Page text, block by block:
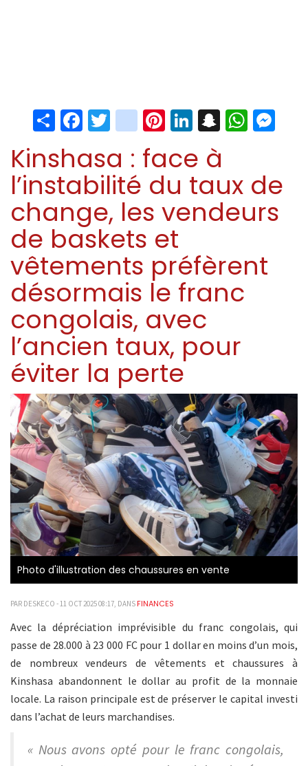
ShareFacebook
Twitter
instagram
Pinterest
LinkedIn
Snapchat
Kinshasa : face à
l’instabilité du taux de
change, les vendeurs
de baskets et
vêtements préfèrent
désormais le franc
congolais, avec
l’ancien taux, pour
éviter la perte
Photo d'illustration des chaussures en vente
PAR DESKECO - 11 OCT 2025 08:17, DANS FINANCES
Avec la dépréciation imprévisible du franc congolais, qui
passe de 28.000 à 23 000 FC pour 1 dollar en moins d’un mois,
de nombreux vendeurs de vêtements et chaussures à
Kinshasa abandonnent le dollar au profit de la monnaie
locale. La raison principale est de préserver le capital investi
dans l’achat de leurs marchandises.
« Nous avons opté pour le franc congolais,